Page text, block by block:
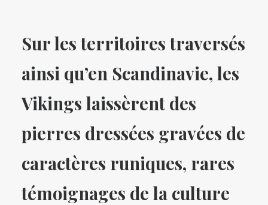
Sur les territoires traversés
ainsi qu’en Scandinavie, les
Vikings laissèrent des
pierres dressées gravées de
caractères runiques, rares
témoignages de la culture